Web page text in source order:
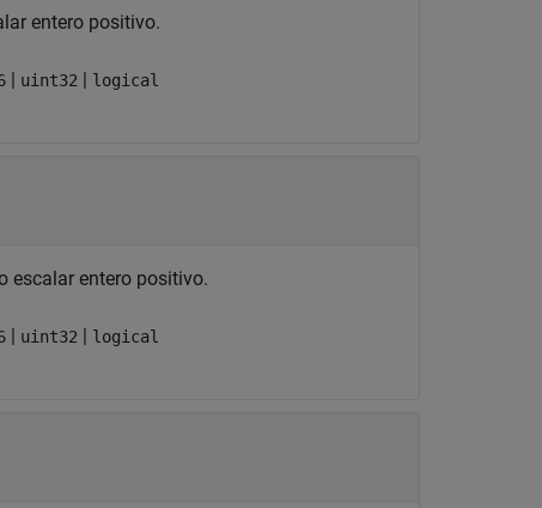
entero positivo.
| uint32 | logical
escalar entero positivo.
| uint32 | logical